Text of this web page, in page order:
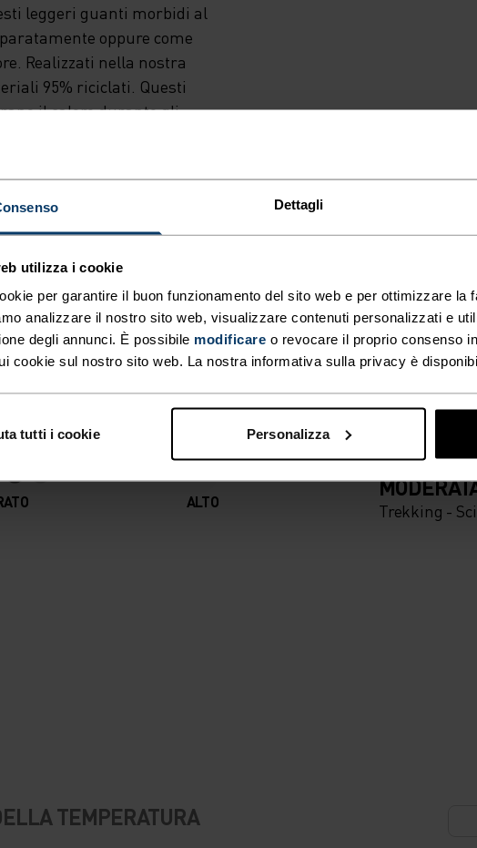
Dettagli
utilizza i cookie
per garantire il buon funzionamento del sito web e per ottimizzare la
analizzare il nostro sito web, visualizzare contenuti personalizzati e
degli annunci. È possibile modificare o revocare il proprio consenso
cookie sul nostro sito web. La nostra informativa sulla privacy è
tutti i cookie Personalizza
leggeri guanti morbidi al
oppure come
Realizzati nella nostra
95% riciclati. Questi
il calore durante gli
FANNO LA DIFFERENZA
avventura.
ALTO Trekking -
TEMPERATURA